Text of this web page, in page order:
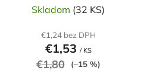
Skladom (32 KS)
€1,24 bez DPH
€1,53 / KS
€1,80 (–15 %)